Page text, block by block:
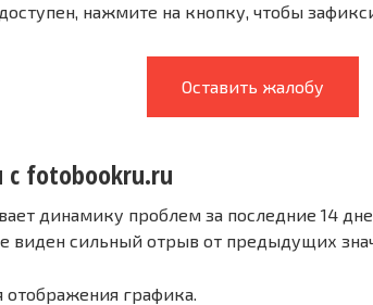
нажмите на кнопку, чтобы
Оставить жалобу
с fotobookru.ru
динамику проблем за последние 14
виден сильный отрыв от предыдущих
отображения графика.